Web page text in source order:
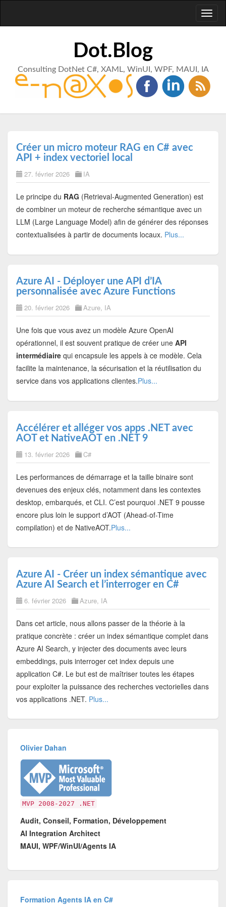
Dot.Blog
Consulting DotNet C#, XAML, WinUI, WPF, MAUI, IA
Créer un micro moteur RAG en C# avec
API + index vectoriel local
27. février 2026 IA
Le principe du RAG (Retrieval-Augmented Generation) est
de combiner un moteur de recherche sémantique avec un
LLM (Large Language Model) afin de générer des réponses
contextualisées à partir de documents locaux. Plus...
Azure AI - Déployer une API d’IA
personnalisée avec Azure Functions
20. février 2026 Azure, IA
Une fois que vous avez un modèle Azure OpenAI
opérationnel, il est souvent pratique de créer une API
intermédiairequi encapsule les appels à ce modèle. Cela
facilite la maintenance, la sécurisation et la réutilisation du
service dans vos applications clientes.Plus...
Accélérer et alléger vos apps .NET avec
AOT et NativeAOT en .NET 9
13. février 2026 C#
Les performances de démarrage et la taille binaire sont
devenues des enjeux clés, notamment dans les contextes
desktop, embarqués, et CLI. C’est pourquoi .NET 9 pousse
encore plus loin le support d’AOT (Ahead-of-Time
compilation) et de NativeAOT.Plus...
Azure AI - Créer un index sémantique avec
Azure AI Search et l’interroger en C#
6. février 2026 Azure, IA
Dans cet article, nous allons passer de la théorie à la
pratique concrète : créer un index sémantique complet dans
Azure AI Search, y injecter des documents avec leurs
embeddings, puis interroger cet index depuis une
application C#. Le but est de maîtriser toutes les étapes
pour exploiter la puissance des recherches vectorielles dans
vos applications .NET. Plus...
Olivier Dahan
MVP 2008-2027 .NET
Audit, Conseil, Formation, Développement
AI Integration Architect
MAUI, WPF/WinUI/Agents IA
Formation Agents IA en C#